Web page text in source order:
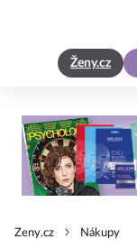
Ženy.cz
Zeny.cz Nákupy